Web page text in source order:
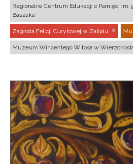
Regionalne Centrum Edukacji o Pamięci im.
Baszaka
Zagroda Felicji Curyłowej w Zalipiu
Muzeum Wincentego Witosa w